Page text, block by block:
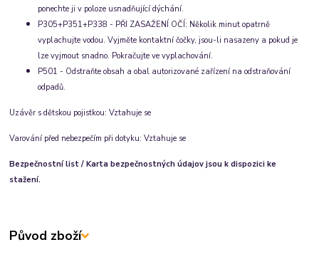
ponechte ji v poloze usnadňující dýchání.
P305+P351+P338 - PŘI ZASAŽENÍ OČÍ: Několik minut opatrně
vyplachujte vodou. Vyjměte kontaktní čočky, jsou-li nasazeny a pokud je
lze vyjmout snadno. Pokračujte ve vyplachování.
P501 - Odstraňte obsah a obal autorizované zařízení na odstraňování
odpadů.
Uzávěr s dětskou pojistkou: Vztahuje se
Varování před nebezpečím při dotyku: Vztahuje se
Bezpečnostní list / Karta bezpečnostných údajov jsou k dispozici ke
stažení.
Původ zboží